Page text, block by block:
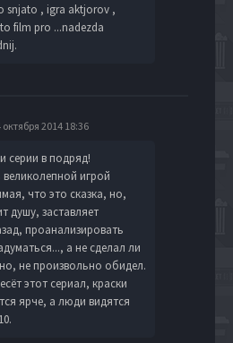
snjato , igra aktjorov ,
film pro ...nadezda
октября 2014 18:36
серии в подряд!
игрой
что это сказка, но,
душу, заставляет
проанализировать
а не сделал ли
не произвольно обидел.
этот сериал, краски
ярче, а люди видятся